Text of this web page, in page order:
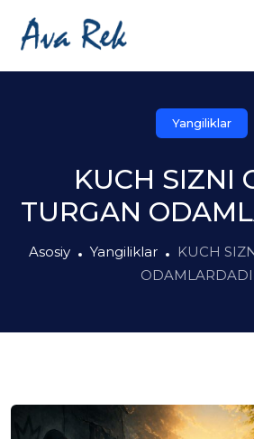
Yangiliklar
KUCH SIZNI
TURGAN
Asosiy Yangiliklar
KUCH